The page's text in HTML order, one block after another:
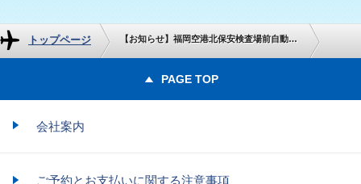
トップページ 【お知らせ】福岡空港北保安検査場前自動チェツクイン機の撤去について
PAGE TOP
会社案内
ご予約とお支払いに関する注意事項